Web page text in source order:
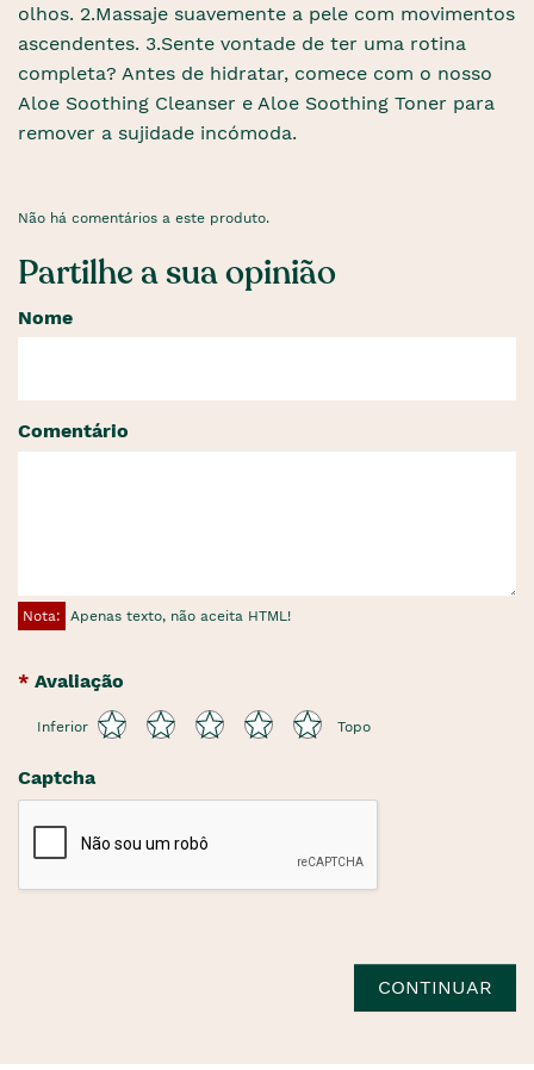
olhos. 2.Massaje suavemente a pele com movimentos
ascendentes. 3.Sente vontade de ter uma rotina
completa? Antes de hidratar, comece com o nosso
Aloe Soothing Cleanser e Aloe Soothing Toner para
remover a sujidade incómoda.
Não há comentários a este produto.
Partilhe a sua opinião
Nome
Comentário
Nota: Apenas texto, não aceita HTML!
Avaliação
Inferior Topo
Captcha
CONTINUAR